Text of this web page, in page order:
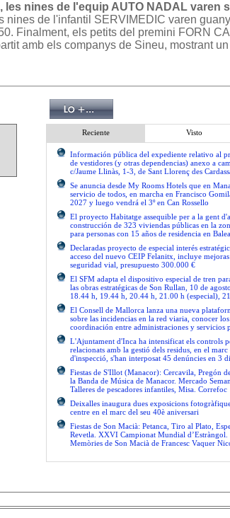
les nines de l'equip AUTO NADAL varen
nines de l'infantil SERVIMEDIC varen
Finalment, els petits del premini FORN
amb els companys de Sineu, mostrant
Reciente Visto
Información pública del expediente relativo al
de vestidores (y otras dependencias) anexo a
c/Jaume Llinàs, 1-3, de Sant Llorenç des
Se anuncia desde My Rooms Hotels que en
servicio de todos, en marcha en Francisco
2027 y luego vendrá el 3º en Can Rossello
El proyecto Habitatge assequible per a la gent
construcción de 323 viviendas públicas en la
para personas con 15 años de residencia en
Declaradas proyecto de especial interés
acceso del nuevo CEIP Felanitx, incluye
seguridad vial, presupuesto 300.000 €
El SFM adapta el dispositivo especial de tren
las obras estratégicas de Son Rullan, 10 de
18.44 h, 19.44 h, 20.44 h, 21.00 h (especial),
El Consell de Mallorca lanza una nueva
sobre las incidencias en la red viaria, conocer
coordinación entre administraciones y servicios
L'Ajuntament d'Inca ha intensificat els controls
relacionats amb la gestió dels residus, en el
d'inspecció, s'han interposat 45 denúncies en 3
Fiestas de S'Illot (Manacor): Cercavila, Pregón
la Banda de Música de Manacor. Mercado
Talleres de pescadores infantiles, Misa. Correfoc
Deixalles inaugura dues exposicions
centre en el marc del seu 40è aniversari
Fiestas de Son Macià: Petanca, Tiro al Plato,
Revetla. XXVI Campionat Mundial
Memòries de Son Macià de Francesc Vaquer